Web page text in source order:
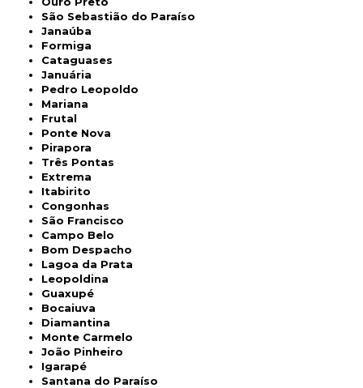
São Sebastião do Paraíso
Janaúba
Formiga
Cataguases
Januária
Pedro Leopoldo
Mariana
Frutal
Ponte Nova
Pirapora
Três Pontas
Extrema
Itabirito
Congonhas
São Francisco
Campo Belo
Bom Despacho
Lagoa da Prata
Leopoldina
Guaxupé
Bocaiuva
Diamantina
Monte Carmelo
João Pinheiro
Igarapé
Santana do Paraíso